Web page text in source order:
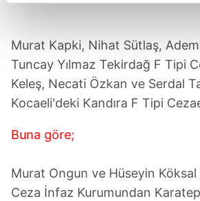
reklamların maliyetlerimizi karşılamak
Her halükârda, kullanıcılar, bu
takdirde, kullanıcılara hedefli reklamlar
gösterilmeyecektir."
Sitemizde kendimize ve üçüncü
verileriniz işlenmekte olup gerekli olan
toplumu hizmetlerinin sunulması
Murat Kapki, Nihat Sütlaş,
Tuncay Yılmaz Tekirdağ F Tipi
Keleş, Necati Özkan ve Serdal
Kocaeli'deki Kandıra F Tipi
Buna göre;
Murat Ongun ve Hüseyin Köksal
Ceza İnfaz Kurumundan